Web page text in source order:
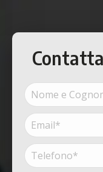
Nome
e
Cognome
o
Ragione
sociale*
(Obbligatorio)
Nome
Email*
(Obbligatorio)
Telefono*
(Obbligatorio)